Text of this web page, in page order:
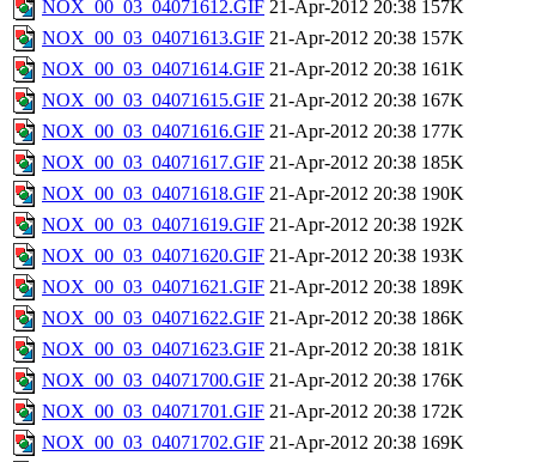
NOX_00_03_04071612.GIF 21-Apr-2012 20:38 157K
NOX_00_03_04071613.GIF 21-Apr-2012 20:38 157K
NOX_00_03_04071614.GIF 21-Apr-2012 20:38 161K
NOX_00_03_04071615.GIF 21-Apr-2012 20:38 167K
NOX_00_03_04071616.GIF 21-Apr-2012 20:38 177K
NOX_00_03_04071617.GIF 21-Apr-2012 20:38 185K
NOX_00_03_04071618.GIF 21-Apr-2012 20:38 190K
NOX_00_03_04071619.GIF 21-Apr-2012 20:38 192K
NOX_00_03_04071620.GIF 21-Apr-2012 20:38 193K
NOX_00_03_04071621.GIF 21-Apr-2012 20:38 189K
NOX_00_03_04071622.GIF 21-Apr-2012 20:38 186K
NOX_00_03_04071623.GIF 21-Apr-2012 20:38 181K
NOX_00_03_04071700.GIF 21-Apr-2012 20:38 176K
NOX_00_03_04071701.GIF 21-Apr-2012 20:38 172K
NOX_00_03_04071702.GIF 21-Apr-2012 20:38 169K